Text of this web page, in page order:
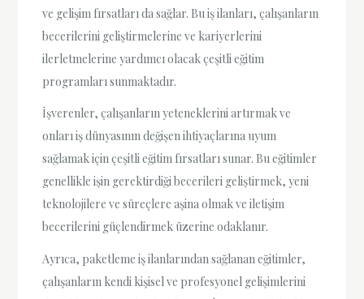
ve gelişim fırsatları da sağlar. Bu iş ilanları, çalışanların
becerilerini geliştirmelerine ve kariyerlerini
ilerletmelerine yardımcı olacak çeşitli eğitim
programları sunmaktadır.
İşverenler, çalışanların yeteneklerini artırmak ve
onları iş dünyasının değişen ihtiyaçlarına uyum
sağlamak için çeşitli eğitim fırsatları sunar. Bu eğitimler
genellikle işin gerektirdiği becerileri geliştirmek, yeni
teknolojilere ve süreçlere aşina olmak ve iletişim
becerilerini güçlendirmek üzerine odaklanır.
Ayrıca, paketleme iş ilanlarından sağlanan eğitimler,
çalışanların kendi kişisel ve profesyonel gelişimlerini